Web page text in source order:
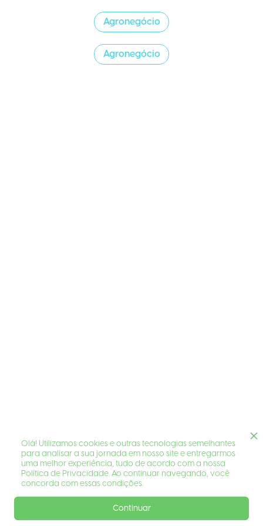
Agronegócio
Agronegócio
Olá! Utilizamos cookies e outras tecnologias semelhantes
para analisar a sua jornada em nosso site e entregarmos
uma melhor experiência, tudo de acordo com a nossa
Política de Privacidade. Ao continuar navegando, você
concorda com essas condições.
Continuar